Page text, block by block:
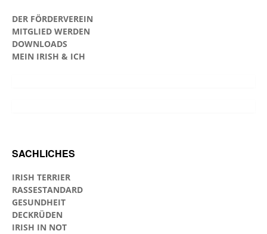
DER FÖRDERVEREIN
MITGLIED WERDEN
DOWNLOADS
MEIN IRISH & ICH
SACHLICHES
IRISH TERRIER
RASSESTANDARD
GESUNDHEIT
DECKRÜDEN
IRISH IN NOT